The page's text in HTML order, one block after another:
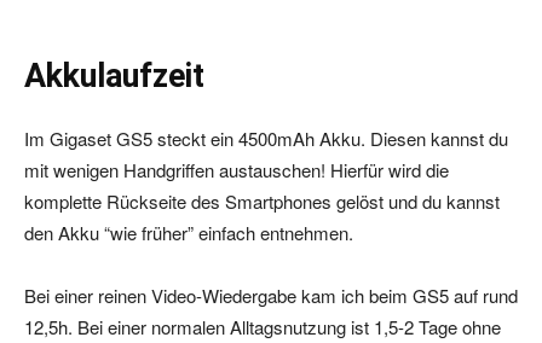
Akkulaufzeit
Im Gigaset GS5 steckt ein 4500mAh Akku. Diesen kannst du
mit wenigen Handgriffen austauschen! Hierfür wird die
komplette Rückseite des Smartphones gelöst und du kannst
den Akku “wie früher” einfach entnehmen.
Bei einer reinen Video-Wiedergabe kam ich beim GS5 auf rund
12,5h. Bei einer normalen Alltagsnutzung ist 1,5-2 Tage ohne